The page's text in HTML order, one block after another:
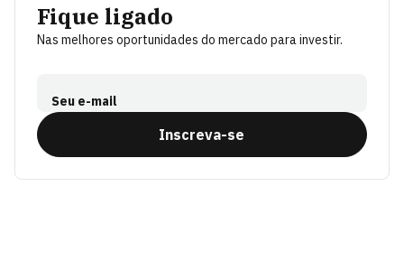
Fique ligado
Nas melhores oportunidades do mercado para investir.
Seu e-mail
Inscreva-se